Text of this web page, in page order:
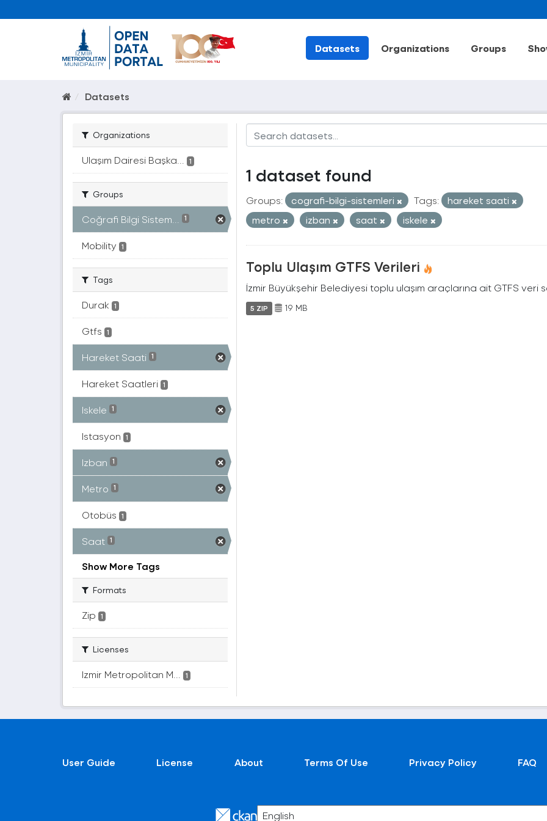
Datasets Organizations Groups
Datasets
Organizations
Ulaşım Dairesi Başka... 1
Groups
Coğrafi Bilgi Sistem... 1
Mobility 1
Tags
Durak 1
Gtfs 1
Hareket Saati 1
Hareket Saatleri 1
Iskele 1
Istasyon 1
Izban 1
Metro 1
Otobüs 1
Saat 1
Show More Tags
Formats
Zip 1
Licenses
Izmir Metropolitan M... 1
1 dataset found
Groups: cografi-bilgi-sistemleri Tags:
hareket saati
metro
izban saat iskele
Toplu Ulaşım GTFS Verileri
İzmir Büyükşehir Belediyesi toplu ulaşım araçlarına ait GTFS veri
5 ZIP 19 MB
User Guide License About Terms Of Use Privacy Policy FAQ